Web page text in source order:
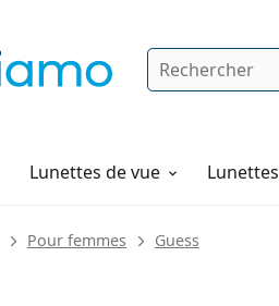
Rechercher
Lunettes de vue
Pour femmes Guess